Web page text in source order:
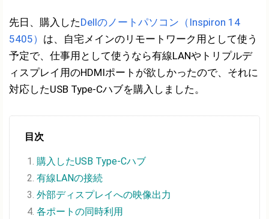
先日、購入したDellのノートパソコン（Inspiron 14
5405） は、自宅メインのリモートワーク用として使う
予定で、仕事用として使うなら有線LANやトリプルデ
ィスプレイ用のHDMIポートが欲しかったので、それに
対応したUSB Type-Cハブを購入しました。
目次
購入したUSB Type-Cハブ
有線LANの接続
外部ディスプレイへの映像出力
各ポートの同時利用